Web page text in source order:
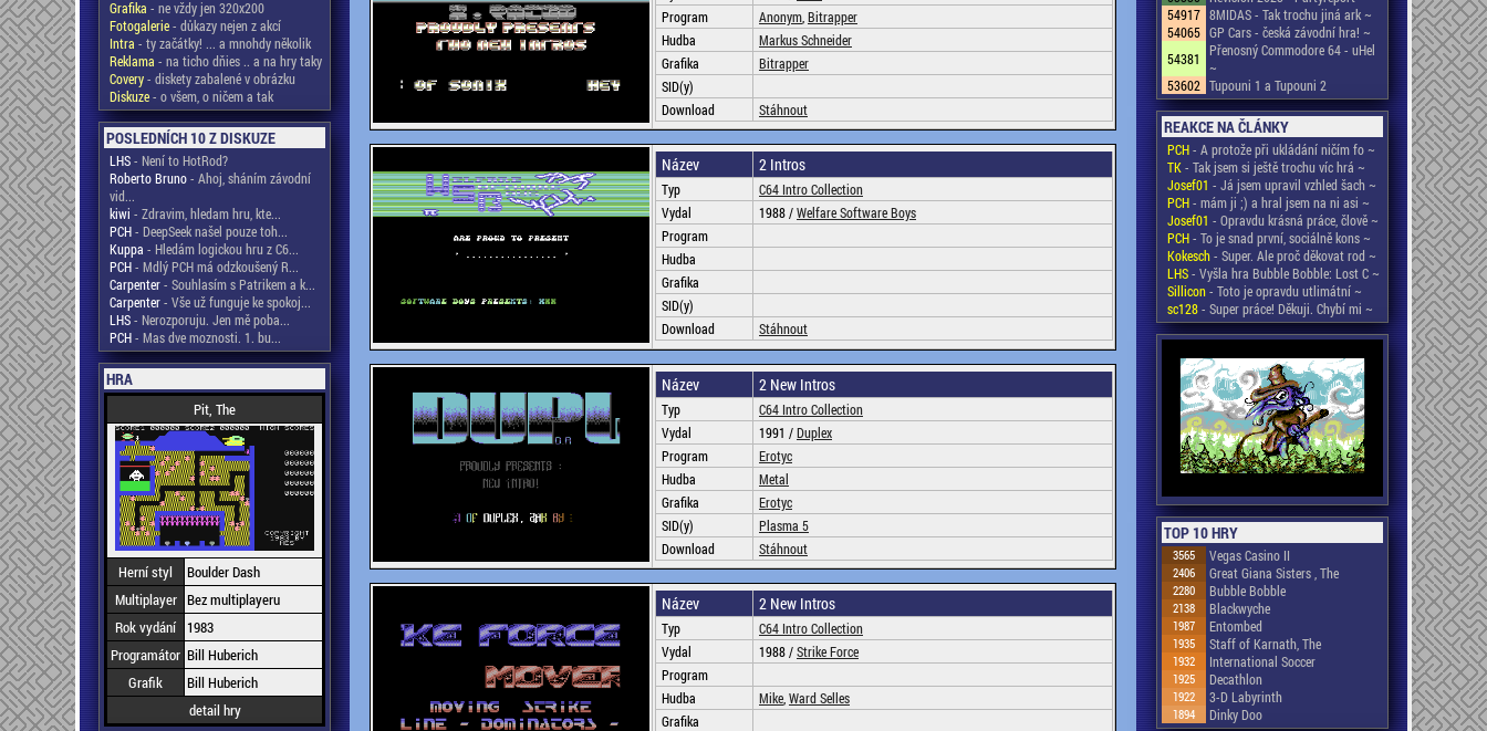
Grafika - ne vždy jen 320x200
Fotogalerie- důkazy nejen z akcí
Intra - ty začátky! ... a mnohdy několik
Reklama - na ticho dňies .. a na hry taky
Covery- diskety zabalené v obrázku
Diskuze- o všem, o ničem a tak
POSLEDNÍCH 10 Z DISKUZE
LHS- Není to HotRod?
Roberto Bruno- Ahoj, sháním závodní
vid...
kiwi - Zdravim, hledam hru, kte...
PCH- DeepSeek našel pouze toh...
Kuppa - Hledám logickou hru z C6...
PCH- Mdlý PCH má odzkoušený R...
Carpenter- Souhlasím s Patrikem a k...
Carpenter- Vše už funguje ke spokoj...
LHS- Nerozporuju. Jen mě poba...
PCH- Mas dve moznosti. 1. bu...
HRA
Pit, The
Herní styl
Boulder Dash
Multiplayer Bez multiplayeru
Rok vydání
1983
Programátor Bill Huberich
Grafik
Bill Huberich
detail hry
Program
Anonym Bitrapper
Hudba
Markus Schneider
Grafika
Bitrapper
SID(y)
Download
Stáhnout
Název 2 Intros
Typ
C64 Intro Collection
Vydal
1988 /Welfare Software Boys
Program
Hudba
Grafika
SID(y)
Download
Stáhnout
Název 2 New Intros
Typ
C64 Intro Collection
Vydal
1991 /Duplex
Program
Erotyc
Hudba
Metal
Grafika
Erotyc
SID(y)
Plasma 5
Download
Stáhnout
Název 2 New Intros
Typ
C64 Intro Collection
Vydal
1988 /Strike Force
Program
Hudba
Mike Ward Selles
Grafika
54917 8MIDAS - Tak trochu jiná ark ~
54065 GP Cars - česká závodní hra! ~
54381
Přenosný Commodore 64 - uHel
~
53602 Tupouni 1 a Tupouni 2
REAKCE NA ČLÁNKY
PCH- A protože při ukládání ničím fo ~
TK- Tak jsem si ještě trochu víc hrá ~
Josef01 - Já jsem upravil vzhled šach ~
PCH- mám ji ;) a hral jsem na ni asi ~
Josef01 - Opravdu krásná práce, člově ~
PCH- To je snad první, sociálně kons ~
Kokesch- Super. Ale proč děkovat rod ~
LHS- Vyšla hra Bubble Bobble: Lost C ~
Sillicon- Toto je opravdu utlimátní ~
sc128- Super práce! Děkuji. Chybí mi ~
TOP 10 HRY
3565 Vegas Casino II
2406 Great Giana Sisters , The
2280 Bubble Bobble
2138 Blackwyche
1987 Entombed
1935 Staff of Karnath, The
1932 International Soccer
1925 Decathlon
1922 3-D Labyrinth
1894 Dinky Doo